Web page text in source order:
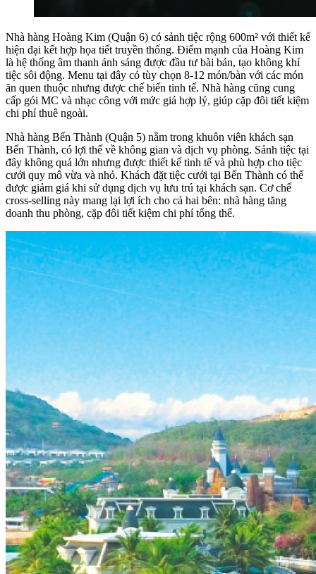
Nhà hàng Hoàng Kim (Quận 6) có sảnh tiệc rộng 600m² với thiết kế
hiện đại kết hợp họa tiết truyền thống. Điểm mạnh của Hoàng Kim
là hệ thống âm thanh ánh sáng được đầu tư bài bản, tạo không khí
tiệc sôi động. Menu tại đây có tùy chọn 8-12 món/bàn với các món
ăn quen thuộc nhưng được chế biến tinh tế. Nhà hàng cũng cung
cấp gói MC và nhạc công với mức giá hợp lý, giúp cặp đôi tiết kiệm
chi phí thuê ngoài.
Nhà hàng Bến Thành (Quận 5) nằm trong khuôn viên khách sạn
Bến Thành, có lợi thế về không gian và dịch vụ phòng. Sảnh tiệc tại
đây không quá lớn nhưng được thiết kế tinh tế và phù hợp cho tiệc
cưới quy mô vừa và nhỏ. Khách đặt tiệc cưới tại Bến Thành có thể
được giảm giá khi sử dụng dịch vụ lưu trú tại khách sạn. Cơ chế
cross-selling này mang lại lợi ích cho cả hai bên: nhà hàng tăng
doanh thu phòng, cặp đôi tiết kiệm chi phí tổng thể.